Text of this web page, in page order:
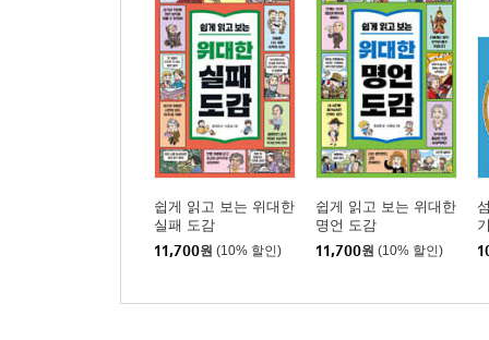
쉽게 읽고 보는 위대한
실패 도감
11,700원 (10% 할인)
쉽게 읽고 보는 위대한
명언 도감
11,700원 (10% 할인)